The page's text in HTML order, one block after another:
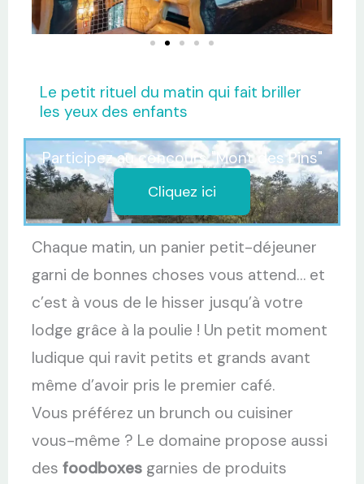
Le petit rituel du matin qui fait briller
les yeux des enfants
Participez au concours "Mont des Pins"
Cliquez ici
Chaque matin, un panier petit-déjeuner
garni de bonnes choses vous attend… et
c’est à vous de le hisser jusqu’à votre
lodge grâce à la poulie ! Un petit moment
ludique qui ravit petits et grands avant
même d’avoir pris le premier café.
Vous préférez un brunch ou cuisiner
vous-même ? Le domaine propose aussi
desfoodboxes garnies de produits